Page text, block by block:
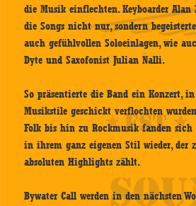
die Musik einflechten. Keyboarder
die Songs nicht nur, sondern
auch gefühlvollen Soloeinlagen, wie
Dyte und Saxofonist Julian Nalli.
So präsentierte die Band ein Konzert,
Musikstile geschickt verflochten
Folk bis hin zu Rockmusik fanden
in ihrem ganz eigenen Stil wieder, der
absoluten Highlights zählt.
Bywater Call werden in den nächsten